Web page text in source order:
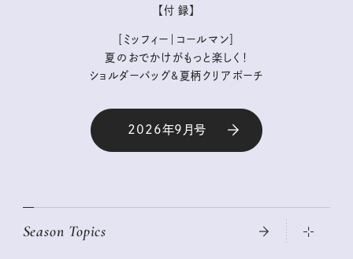
【付 録】
［ミッフィー｜コールマン］
夏のおでかけがもっと楽しく！
ショルダーバッグ&夏柄クリアポーチ
2026年9月号
Season Topics